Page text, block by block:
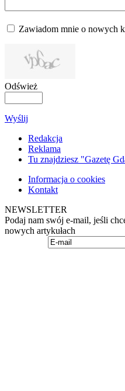
Zawiadom mnie o nowych
Odśwież
Wyślij
Redakcja
Reklama
Tu znajdziesz "Gazetę
Informacja o cookies
Kontakt
NEWSLETTER
Podaj nam swój e-mail, jeśli
nowych artykułach